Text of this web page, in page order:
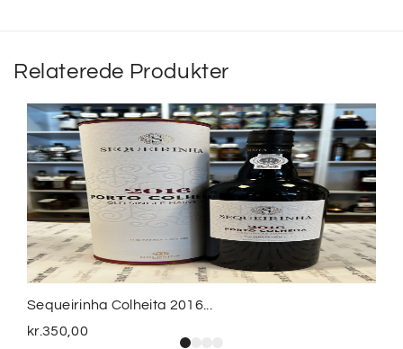
Relaterede Produkter
Sequeirinha Colheita 2016...
kr.350,00